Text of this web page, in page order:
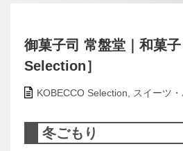
御菓子司 常盤堂｜和菓
Selection］
KOBECCO Selection, スイーツ
冬ごもり